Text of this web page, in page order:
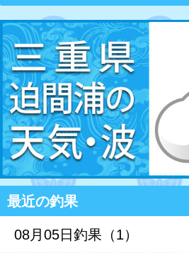
最近の釣果
08月05日釣果（1）